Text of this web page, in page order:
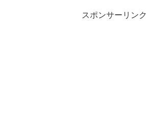
スポンサーリンク